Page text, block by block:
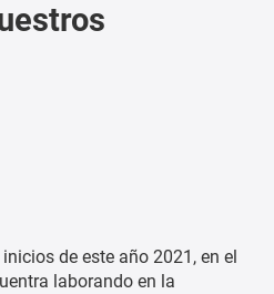
de este año 2021, en el
laborando en la